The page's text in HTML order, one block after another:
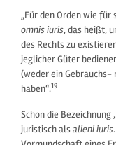
„Für den Orden wie für
omnis iuris, das heißt,
des Rechts zu
jeglicher Güter
(weder ein Gebrauchs-
haben“.19
Schon die Bezeichnung
juristisch als alieni iuris